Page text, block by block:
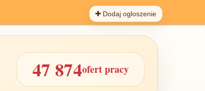
Dodaj ogloszenie
47 874ofert pracy